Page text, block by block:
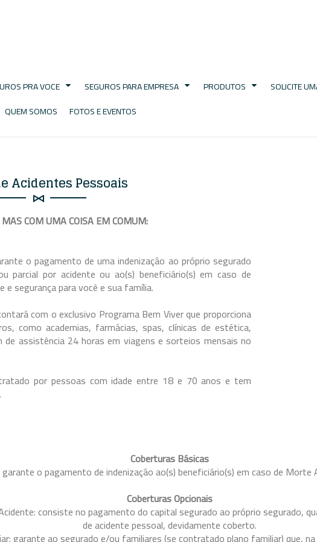
PRA VOCE SEGUROS PARA EMPRESA PRODUTOS
SOLICITE
QUEM SOMOS FOTOS E EVENTOS
Acidentes Pessoais
COM UMA COISA EM COMUM:
o pagamento de uma indenização ao próprio segurado
parcial por acidente ou ao(s) beneficiário(s) em caso de
segurança para você e sua família.
com o exclusivo Programa Bem Viver que proporciona
como academias, farmácias, spas, clínicas de estética,
assistência 24 horas em viagens e sorteios mensais no
por pessoas com idade entre 18 e 70 anos e tem
Coberturas Básicas
o pagamento de indenização ao(s) beneficiário(s) em caso de Morte
Coberturas Opcionais
consiste no pagamento do capital segurado ao próprio segurado,
de acidente pessoal, devidamente coberto.
garante ao segurado e/ou familiares (se contratado plano familiar) que,